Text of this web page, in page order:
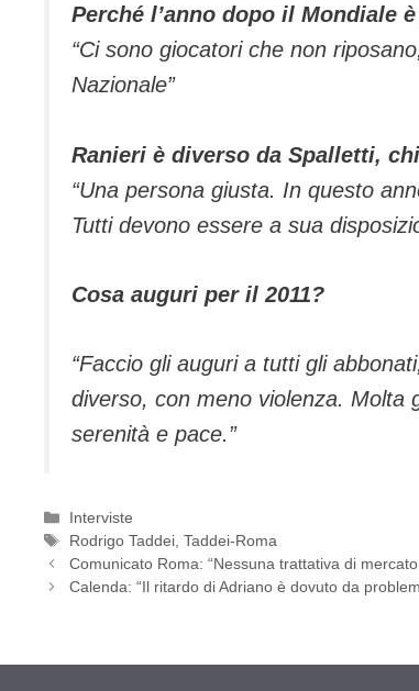
Perché l’anno dopo il Mondiale
“Ci sono giocatori che non
Nazionale”
Ranieri è diverso da Spalletti,
“Una persona giusta. In questo
Tutti devono essere a sua
Cosa auguri per il 2011?
“Faccio gli auguri a tutti gli
diverso, con meno violenza. Molta
serenità e pace.”
Categorie
Interviste
Tag
Rodrigo Taddei,Taddei-Roma
Comunicato Roma: “Nessuna trattativa di
Calenda: “Il ritardo di Adriano è dovuto da